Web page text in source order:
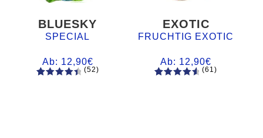
BLUESKY
SPECIAL
Ab: 12,90€
(52)
EXOTIC
FRUCHTIG EXOTIC
Ab: 12,90€
(61)